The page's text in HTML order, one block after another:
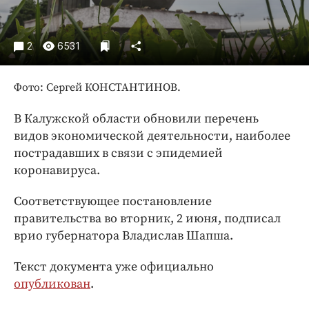
Экономика и бизнес
ПРОЕКТЫ
Блоги
Издания
Интересное чтиво
Клиника года
Бренд года
2 6531
Фото: Сергей КОНСТАНТИНОВ.
В Калужской области обновили перечень
видов экономической деятельности, наиболее
пострадавших в связи с эпидемией
коронавируса.
Соответствующее постановление
правительства во вторник, 2 июня, подписал
врио губернатора Владислав Шапша.
Текст документа уже официально
опубликован.